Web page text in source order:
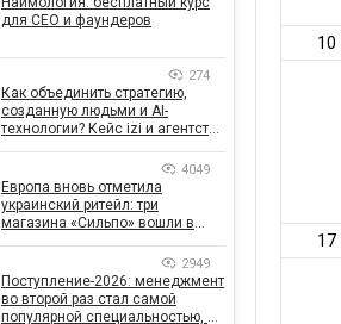
для CEO и фаундеров
274
Как объединить стратегию,
созданную людьми и AI-
технологии? Кейс izi и агентства
4049
Европа вновь отметила
украинский ритейл: три
магазина «Сильпо» вошли в
2949
Поступление-2026: менеджмент
во второй раз стал самой
популярной специальностью, а